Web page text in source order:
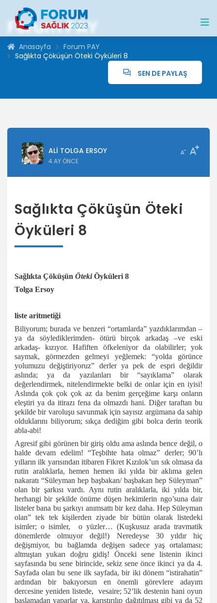
Forum PAY
Anasayfa
Forum PAY
Sağlıkta Çöküşün Öteki Öyküleri 8
SEN DE PAYLAŞ
ALI TOLGA ERSOY
4 AY ÖNCE
Sağlıkta Çöküşün Öteki
Öyküleri 8
Sağlıkta Çöküşün ÖtekiÖyküleri 8
Tolga Ersoy
liste aritmetiği
Biliyorum; burada ve benzeri “ortamlarda” yazdıklarımdan –
ya da söylediklerimden- ötürü birçok arkadaş –ve eski
arkadaş- kızıyor. Hafiften öfkeleniyor da olabilirler; yok
saymak, görmezden gelmeyi yeğlemek: “yolda görünce
yolumuzu değiştiriyoruz” derler ya pek de espri değildir
aslında; ya da yazılanları bir “sayıklama” olarak
değerlendirmek, nitelendirmekte belki de onlar için en iyisi!
Aslında çok çok çok az da benim gerçeğime karşı onların
eleştiri ya da itirazı fena da olmazdı hani. Diğer taraftan bu
şekilde bir varoluşu savunmak için sayısız argümana da sahip
olduklarını biliyorum; sıkça dediğim gibi bolca derin teorik
abla-abi!
Agresif gibi görünen bir giriş oldu ama aslında bence değil, o
halde devam edelim! “Teşbihte hata olmaz” derler; 90’lı
yılların ilk yarısından itibaren Fikret Kızılok’un sık olmasa da
rutin aralıklarla, hemen hemen iki yılda bir aklıma gelen
nakaratı “Süleyman hep başbakan/ başbakan hep Süleyman”
olan bir şarkısı vardı. Aynı rutin aralıklarla, iki yılda bir,
herhangi bir şekilde önüme düşen hekimlerin ngo’suna dair
listeler bana bu şarkıyı anımsattı bir kez daha. Hep Süleyman
olan” tek tek kişilerden ziyade bir bütün olarak listedeki
isimler; o isimler,
o yüzler… (Kuşkusuz arada travmatik
dönemlerde olmuyor değil!) Neredeyse 30 yıldır hiç
değişmiyor, bu bağlamda değişen sadece yaş ortalaması;
altmıştan yukarı doğru gidiş! Önceki sene listenin ikinci
sayfasında bu sene birincide, sekiz sene önce ikinci ya da 4.
Sayfada olan bu sene ilk sayfada, bir iki dönem “istirahatin”
ardından bir bakıyorsun en önemli görevlere adayım
dercesine yeniden listede,
vesaire; 52’lik destenin hani oyun
başlamadan yaparlar ya, karıştırılıp dağıtılması gibi ya da 52